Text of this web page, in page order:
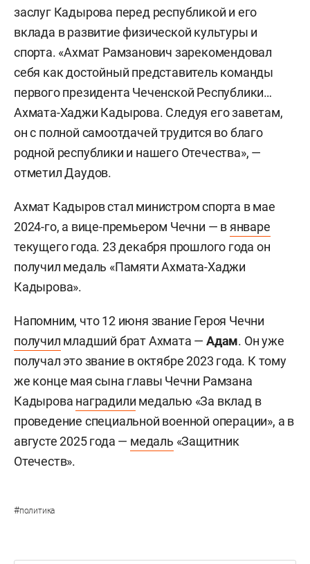
заслуг Кадырова перед республикой и его
вклада в развитие физической культуры и
спорта. «Ахмат Рамзанович зарекомендовал
себя как достойный представитель команды
первого президента Чеченской Республики…
Ахмата-Хаджи Кадырова. Следуя его заветам,
он с полной самоотдачей трудится во благо
родной республики и нашего Отечества», —
отметил Даудов.
Ахмат Кадыров стал министром спорта в мае
2024-го, а вице-премьером Чечни — в январе
текущего года. 23 декабря прошлого года он
получил медаль «Памяти Ахмата-Хаджи
Кадырова».
Напомним, что 12 июня звание Героя Чечни
получил младший брат Ахмата —Адам. Он уже
получал это звание в октябре 2023 года. К тому
же конце мая сына главы Чечни Рамзана
Кадырова наградили медалью «За вклад в
проведение специальной военной операции», а в
августе 2025 года — медаль «Защитник
Отечеств».
#политика